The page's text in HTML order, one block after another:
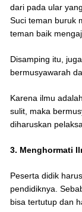
dari pada ular
Suci teman buruk
teman baik
Disamping itu,
bermusyawarah
Karena ilmu
sulit, maka
diharuskan
3. Menghormati
Peserta didik
pendidiknya.
bisa tertutup dan